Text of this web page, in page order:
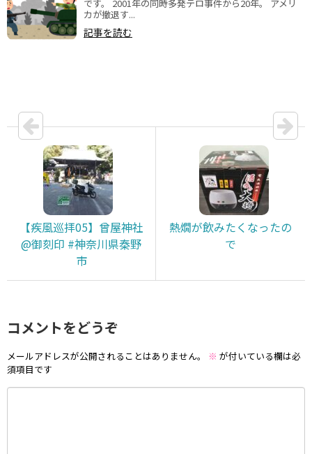
です。 2001年の同時多発テロ事件から20年。 アメリ
カが撤退す...
記事を読む
【疾風巡拝05】曾屋神社
@御刻印 #神奈川県秦野
市
熱燗が飲みたくなったの
で
コメントをどうぞ
メールアドレスが公開されることはありません。 ※ が付いている欄は必
須項目です